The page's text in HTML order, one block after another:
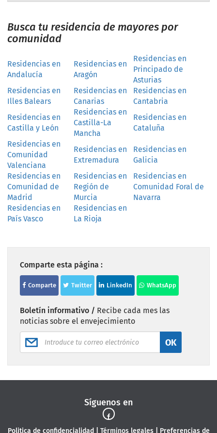
Busca tu residencia de mayores por
comunidad
Residencias en
Andalucía
Residencias en
Aragón
Residencias en
Principado de
Asturias
Residencias en
Illes Balears
Residencias en
Canarias
Residencias en
Cantabria
Residencias en
Castilla y León
Residencias en
Castilla-La
Mancha
Residencias en
Cataluña
Residencias en
Comunidad
Valenciana
Residencias en
Extremadura
Residencias en
Galicia
Residencias en
Comunidad de
Madrid
Residencias en
Región de
Murcia
Residencias en
Comunidad Foral de
Navarra
Residencias en
País Vasco
Residencias en
La Rioja
Comparte esta página :
Comparte Twitter LinkedIn WhatsApp
Boletín informativo / Recibe cada mes las
noticias sobre el envejecimiento
OK
Síguenos en
Politica de confidencialidad Términos legales| Preferencias de